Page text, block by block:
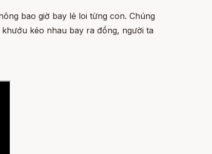
bao giờ bay lẻ loi từng con. Chúng
kéo nhau bay ra đồng, người ta